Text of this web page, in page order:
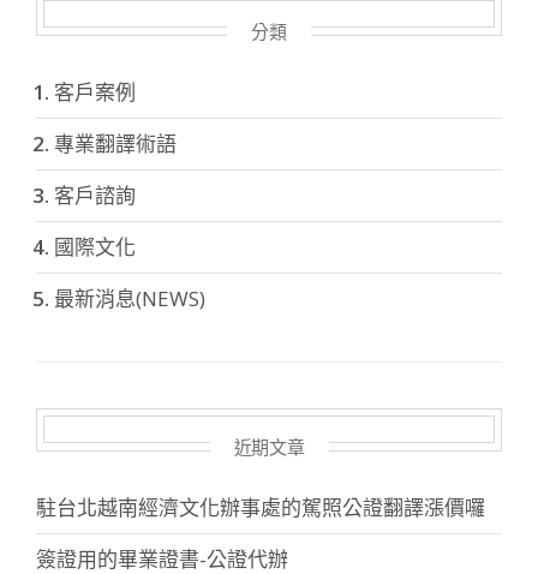
分類
客戶案例
專業翻譯術語
客戶諮詢
國際文化
最新消息(NEWS)
近期文章
駐台北越南經濟文化辦事處的駕照公證翻譯漲價囉
簽證用的畢業證書-公證代辦